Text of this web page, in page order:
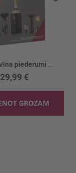
29,99 €
GROZAM